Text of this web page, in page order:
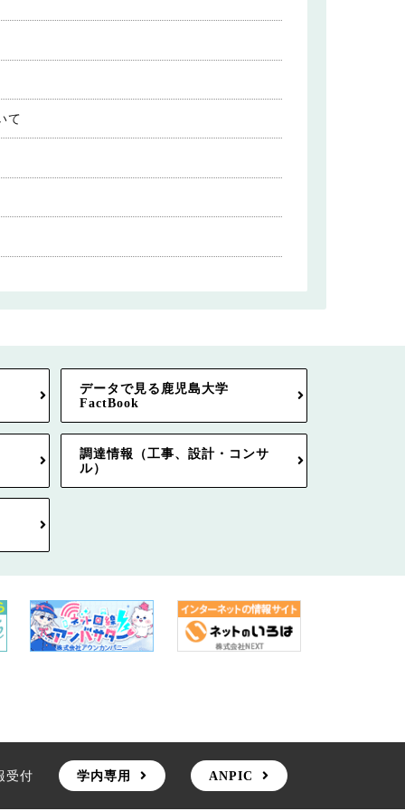
て
データで見る鹿児島大学
FactBook
調達情報（工事、設計・コンサ
ル）
受付 学内専用 ANPIC